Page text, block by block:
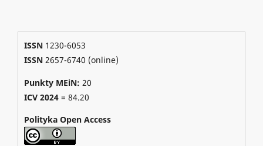
ISSN 1230-6053
ISSN2657-6740 (online)
Punkty MEiN: 20
ICV 2024= 84.20
Polityka Open Access